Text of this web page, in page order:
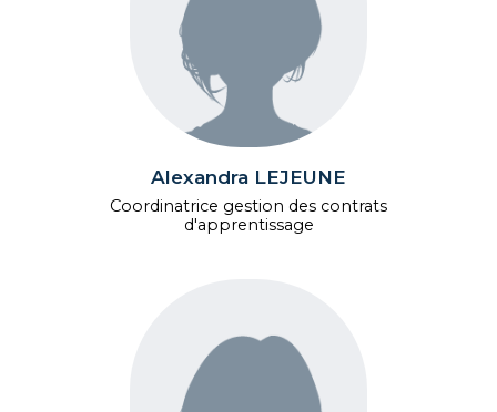
Alexandra LEJEUNE
Coordinatrice gestion des contrats
d'apprentissage